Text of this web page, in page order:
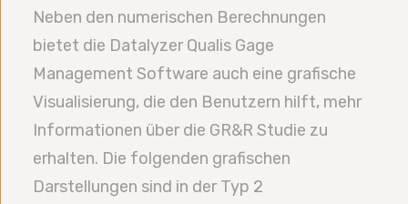
Neben den numerischen Berechnungen
bietet die Datalyzer Qualis Gage
Management Software auch eine grafische
Visualisierung, die den Benutzern hilft, mehr
Informationen über die GR&R Studie zu
erhalten. Die folgenden grafischen
Darstellungen sind in der Typ 2